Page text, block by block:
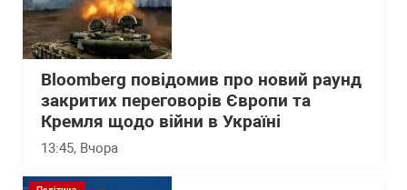
Bloomberg повідомив про новий раунд
закритих переговорів Європи та
Кремля щодо війни в Україні
13:45, Вчора